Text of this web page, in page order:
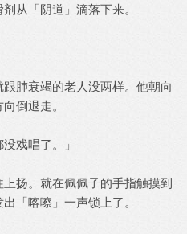
从「阴道」滴落下来。
肺衰竭的老人没两样。他朝向
倒退走。
戏唱了。」
。就在佩佩子的手指触摸到
「喀嚓」一声锁上了。